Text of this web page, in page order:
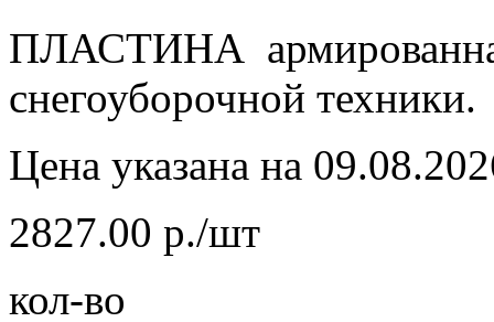
ПЛАСТИНА
снегоуборочной техники.
Цена указана на
2827.00 р./шт
кол-во